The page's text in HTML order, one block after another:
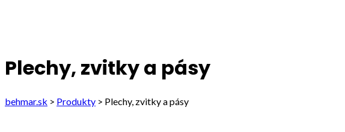
Plechy, zvitky a pásy
behmar.sk > Produkty > Plechy, zvitky a pásy